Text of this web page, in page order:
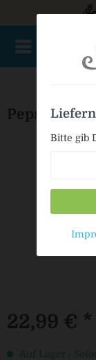
Pepsi -
22,99 € *
Auf Lager /
Bitte gib